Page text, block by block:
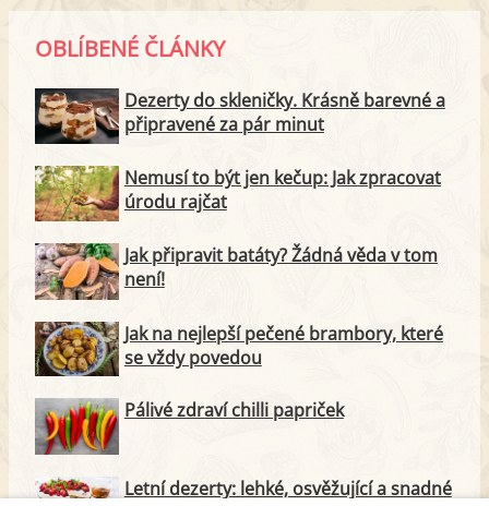
OBLÍBENÉ ČLÁNKY
Dezerty do skleničky. Krásně barevné a
připravené za pár minut
Nemusí to být jen kečup: Jak zpracovat
úrodu rajčat
Jak připravit batáty? Žádná věda v tom
není!
Jak na nejlepší pečené brambory, které
se vždy povedou
Pálivé zdraví chilli papriček
Letní dezerty: lehké, osvěžující a snadné